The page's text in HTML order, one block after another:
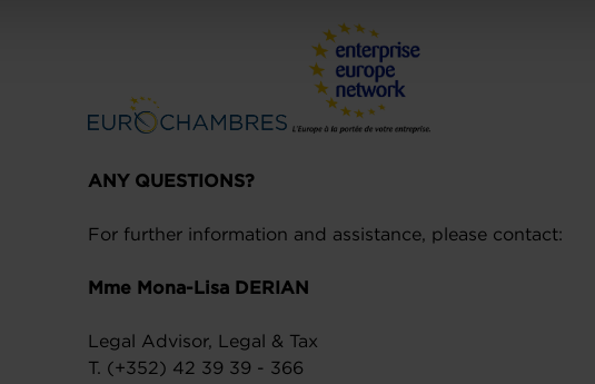
ANY QUESTIONS?
For further information and assistance, please contact:
Mme Mona-Lisa DERIAN
Legal Advisor, Legal & Tax
T. (+352) 42 39 39 - 366